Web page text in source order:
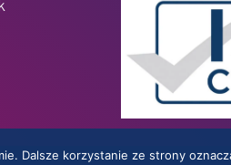
Dalsze korzystanie ze strony